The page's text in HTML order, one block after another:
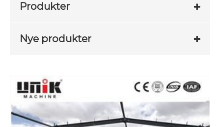
Produkter
Nye produkter